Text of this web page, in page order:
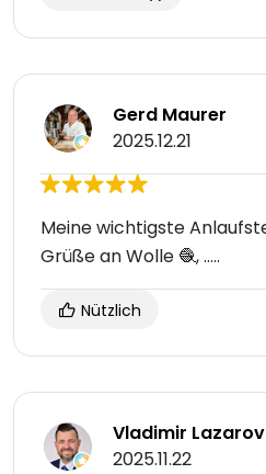
Gerd Maurer
2025.12.21
Meine wichtigste
Grüße an Wolle 🧶, …..
Nützlich
Vladimir Lazarov
2025.11.22